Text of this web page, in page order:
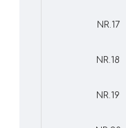
NR.17
NR.18
NR.19